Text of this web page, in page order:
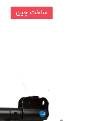
ساخت چین